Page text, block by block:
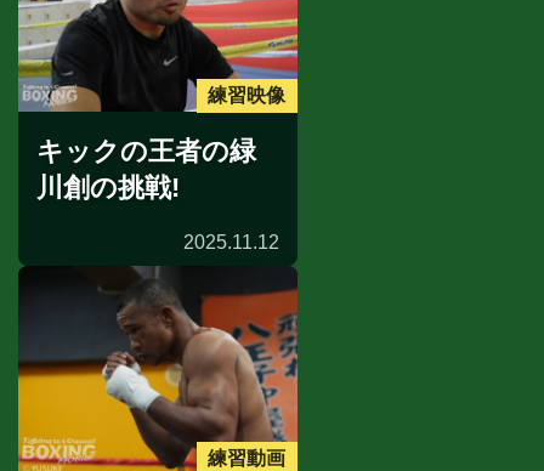
練習映像
キックの王者の緑
川創の挑戦!
2025.11.12
練習動画